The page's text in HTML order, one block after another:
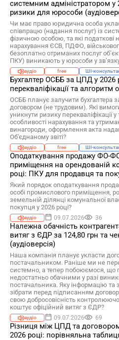
системним адміністратором у
ризики для юрособи
Чи має право юридична особа
співпрацю (надання послуг) із
фізичною особою, та які податкові
нарахування ЄСВ, ПДФО,
безоплатно отриманих послуг
ПКУ) виникають у юрособи у
аудіо free ШІ-
Бухгалтер ОСББ за ЦПД у 2026
перекваліфікації та
ОСББ планує залучити бухгалтера
договором (не трудовим). Які
уникнути ризику перекваліфікації у
особливості нарахування та
винагороди, оформлення акта
Об'єднаному звіті?
аудіо free ШІ-
Оподаткування продажу ФО-
приміщення на орендованій
році: ПКУ для продавця та
Який порядок оподаткування
особі промислового приміщення,
земельній ділянці комунальної
покупця у 2026 році?
аудіо 09.07.2026 36
Належна обачність
витяг з ЄДР за 124,80 грн та
(аудіоверсія)
Наша компанія планує укласти
постачальником. Раніше ми не
системно, а тепер побоюємося, що
недостатньо обачними у разі
постачальника. Яку інформацію та
зібрати перед підписанням
свою добросовісність
коштує офіційний витяг з ЄДР?
аудіо 09.07.2026 69
Різниця між ЦПД та
2026 році: порівняльна